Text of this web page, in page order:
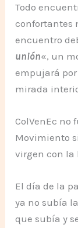
Todo
confortantes
encuentro
unión«, un
empujará
mirada
ColVenEc no
Movimiento
virgen con la
El día de la
ya no subía
que subía y